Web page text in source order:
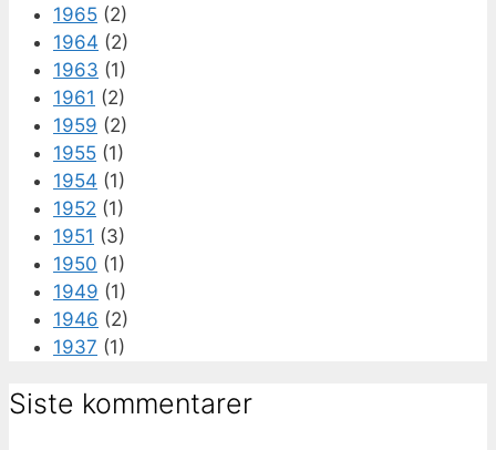
1965 (2)
1964 (2)
1963 (1)
1961 (2)
1959 (2)
1955 (1)
1954 (1)
1952 (1)
1951 (3)
1950 (1)
1949 (1)
1946 (2)
1937 (1)
Siste kommentarer